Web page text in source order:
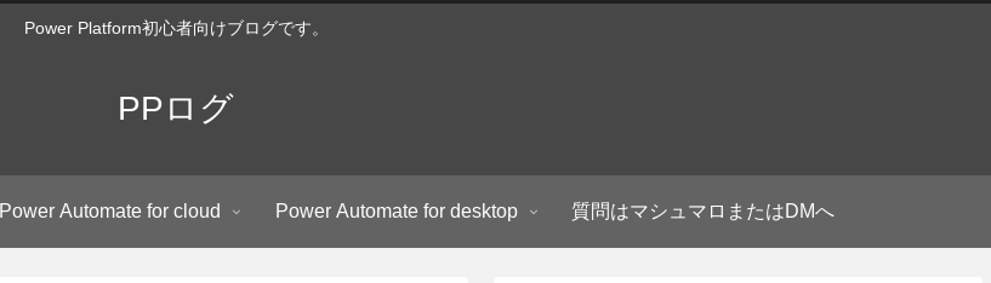
Power Platform初心者向けブログです。
PPログ
Power Automate for cloud Power Automate for desktop 質問はマシュマロまたはDMへ